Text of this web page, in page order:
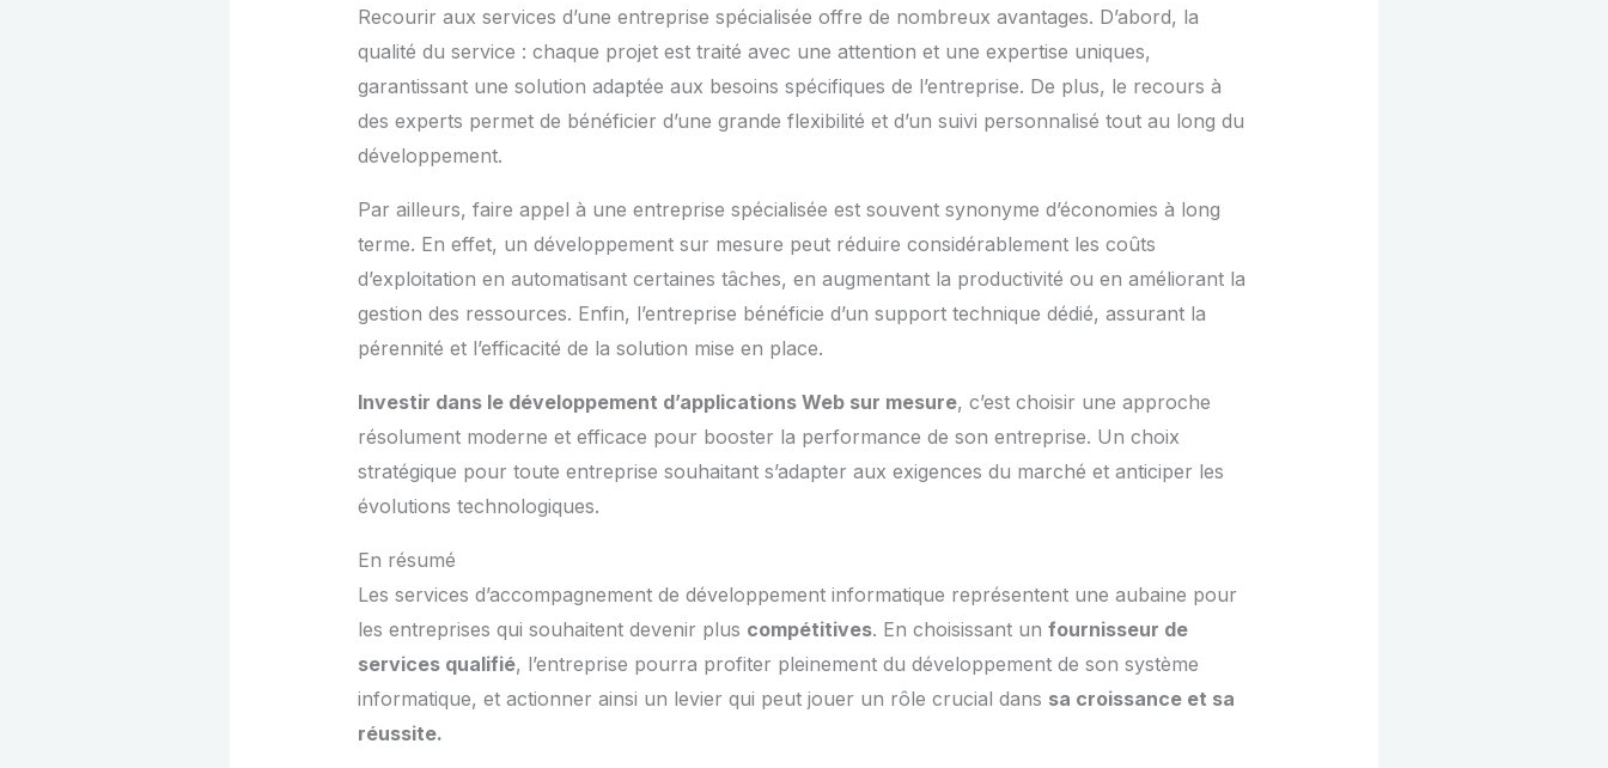
Recourir aux services d’une entreprise spécialisée offre de nombreux avantages. D’abord, la
qualité du service : chaque projet est traité avec une attention et une expertise uniques,
garantissant une solution adaptée aux besoins spécifiques de l’entreprise. De plus, le recours à
des experts permet de bénéficier d’une grande flexibilité et d’un suivi personnalisé tout au long du
développement.
Par ailleurs, faire appel à une entreprise spécialisée est souvent synonyme d’économies à long
terme. En effet, un développement sur mesure peut réduire considérablement les coûts
d’exploitation en automatisant certaines tâches, en augmentant la productivité ou en améliorant la
gestion des ressources. Enfin, l’entreprise bénéficie d’un support technique dédié, assurant la
pérennité et l’efficacité de la solution mise en place.
Investir dans le développement d’applications Web sur mesure, c’est choisir une approche
résolument moderne et efficace pour booster la performance de son entreprise. Un choix
stratégique pour toute entreprise souhaitant s’adapter aux exigences du marché et anticiper les
évolutions technologiques.
En résumé
Les services d’accompagnement de développement informatique représentent une aubaine pour
les entreprises qui souhaitent devenir plus compétitives. En choisissant un fournisseur de
services qualifié, l’entreprise pourra profiter pleinement du développement de son système
informatique, et actionner ainsi un levier qui peut jouer un rôle crucial dans sa croissance et sa
réussite.